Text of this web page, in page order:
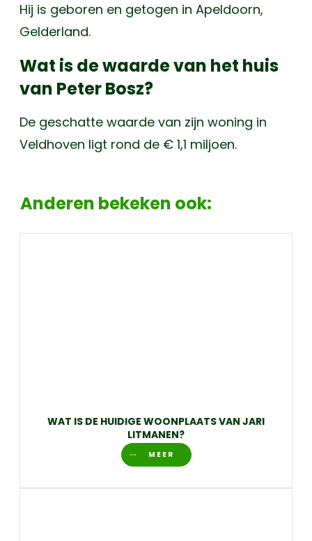
Hij is geboren en getogen in Apeldoorn,
Gelderland.
Wat is de waarde van het huis
van Peter Bosz?
De geschatte waarde van zijn woning in
Veldhoven ligt rond de € 1,1 miljoen.
Anderen bekeken ook:
WAT IS DE HUIDIGE WOONPLAATS VAN JARI
LITMANEN?
MEER